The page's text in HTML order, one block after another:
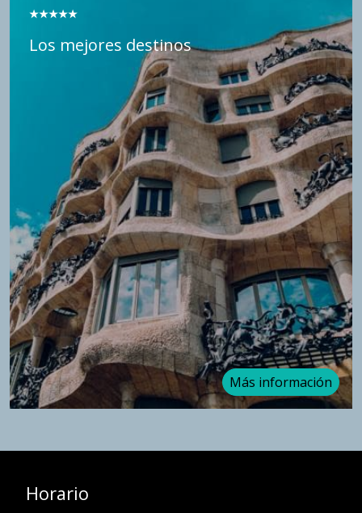
★★★★★
Los mejores destinos
Más información
Horario